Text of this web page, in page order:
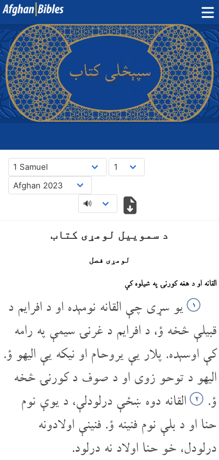
Home
Dari Bibles Pashto Bibles
Others: Balochi · Hazaragi Turkmen
Phone Apps
د سموییل لومړی کتاب
لومړی فصل
القانه او د هغه کورنۍ په شیلوه کې
۱ یو سړی چې القانه نومېده او د افرایم د
قبیلې څخه ؤ، د افرایم د غرنۍ سیمې په رامه
کې اوسېده. پلار یې یروحام او نیکه یې الیهو ؤ.
الیهو د توحو زوی او د صوف د کورنۍ څخه
ؤ.
۲ القانه دوه ښځې درلودلې، د یوې نوم
حنا او د بلې نوم فنینه ؤ. فنینې اولادونه
درلودل، خو حنا اولاد نه درلود.